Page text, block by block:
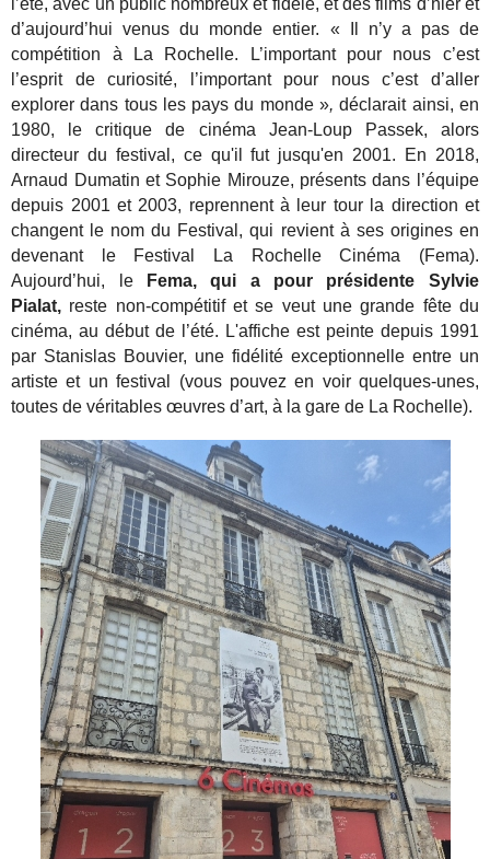
l’été, avec un public nombreux et fidèle, et des films d’hier et
d’aujourd’hui venus du monde entier. « Il n’y a pas de
compétition à La Rochelle. L’important pour nous c’est
l’esprit de curiosité, l’important pour nous c’est d’aller
explorer dans tous les pays du monde »,déclarait ainsi, en
1980, le critique de cinéma Jean-Loup Passek, alors
directeur du festival, ce qu'il fut jusqu'en 2001.
En 2018,
Arnaud Dumatin et Sophie Mirouze, présents dans l’équipe
depuis 2001 et 2003, reprennent à leur tour la direction et
changent le nom du Festival, qui revient à ses origines en
devenant le Festival La Rochelle Cinéma (Fema).
Aujourd’hui, le
Fema, qui a pour présidente Sylvie
Pialat, reste non-compétitif et se veut une grande fête du
cinéma, au début de l’été. L'affiche est peinte depuis 1991
par Stanislas Bouvier, une fidélité exceptionnelle entre un
artiste et un festival (vous pouvez en voir quelques-unes,
toutes de véritables œuvres d’art, à la gare de La Rochelle).